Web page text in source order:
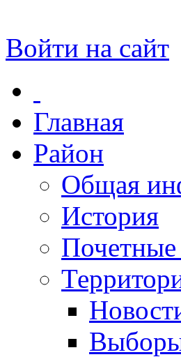
Войти на сайт
Главная
Район
Общая
История
Почетные